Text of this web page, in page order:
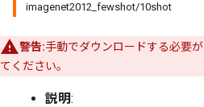
imagenet2012_fewshot/10shot
警告:手動でダウンロードする必要
てください。
説明: